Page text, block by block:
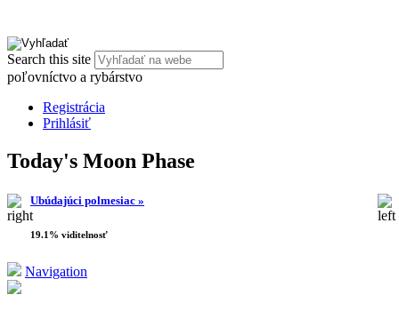
Search this site
poľovníctvo a rybárstvo
Registrácia
Prihlásiť
Today's Moon Phase
Ubúdajúci polmesiac »
19.1% viditelnosť
Navigation